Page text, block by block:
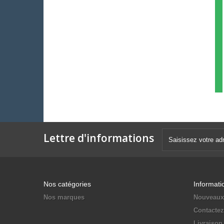
Lettre d'informations
Nos catégories
Nos marques